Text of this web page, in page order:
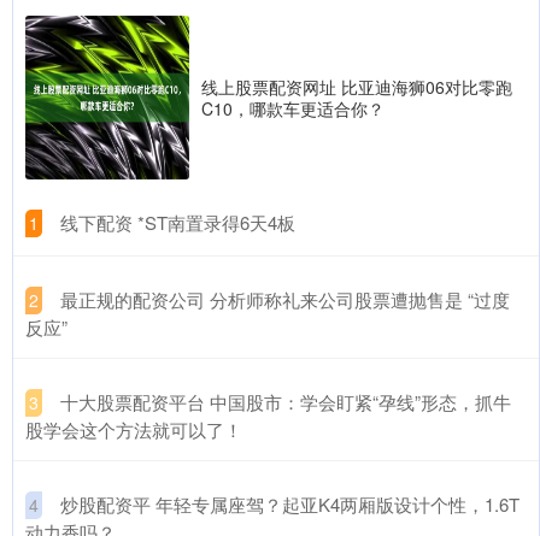
线上股票配资网址 比亚迪海狮06对比零跑
C10，哪款车更适合你？
1 ​线下配资 *ST南置录得6天4板
2
​最正规的配资公司 分析师称礼来公司股票遭抛售是 “过度
反应”
3
​十大股票配资平台 中国股市：学会盯紧“孕线”形态，抓牛
股学会这个方法就可以了！
4
​炒股配资平 年轻专属座驾？起亚K4两厢版设计个性，1.6T